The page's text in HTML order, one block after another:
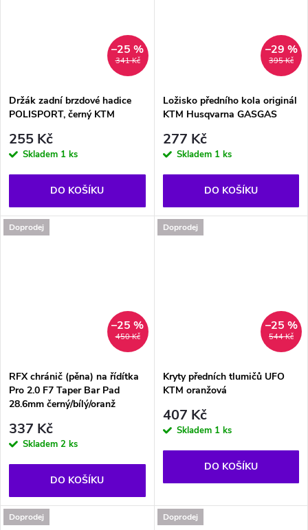
341 Kč
–25 %
Držák zadní brzdové hadice
POLISPORT, černý KTM
255 Kč
Skladem 1 ks
DO KOŠÍKU
395 Kč
–29 %
Ložisko předního kola originál
KTM Husqvarna GASGAS
277 Kč
Skladem 1 ks
DO KOŠÍKU
Doprodej
450 Kč
–25 %
RFX chránič (pěna) na řídítka
Pro 2.0 F7 Taper Bar Pad
28.6mm černý/bílý/oranž
337 Kč
Skladem 2 ks
DO KOŠÍKU
Doprodej
544 Kč
–25 %
Kryty předních tlumičů UFO
KTM oranžová
407 Kč
Skladem 1 ks
DO KOŠÍKU
Doprodej Doprodej